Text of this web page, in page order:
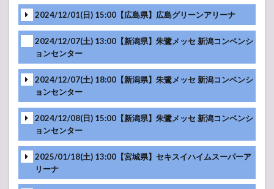
映像
-アンコール-
映像
映像
MC
MC
MC
MC
映像
MC
映像
MC
映像
映像
2024/12/01(日) 15:00【広島県】広島グリーンアリーナ
映像
2024/12/07(土) 13:00【新潟県】朱鷺メッセ 新潟コンベンシ
ョンセンター
映像
2024/12/07(土) 18:00【新潟県】朱鷺メッセ 新潟コンベンシ
ョンセンター
2024/12/08(日) 15:00【新潟県】朱鷺メッセ 新潟コンベンシ
ョンセンター
2025/01/18(土) 13:00【宮城県】セキスイハイムスーパーア
リーナ